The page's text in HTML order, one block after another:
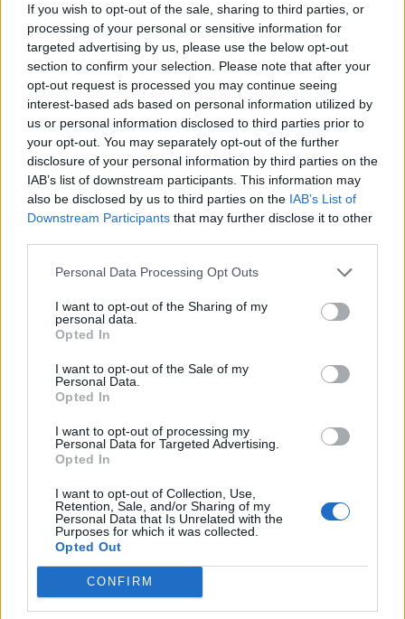
If you wish to opt-out of the sale, sharing to third parties, or
processing of your personal or sensitive information for
targeted advertising by us, please use the below opt-out
section to confirm your selection. Please note that after your
opt-out request is processed you may continue seeing
interest-based ads based on personal information utilized by
us or personal information disclosed to third parties prior to
your opt-out. You may separately opt-out of the further
disclosure of your personal information by third parties on the
IAB’s list of downstream participants. This information may
also be disclosed by us to third parties on the IAB’s List of
Downstream Participants that may further disclose it to other
Personal Data Processing Opt Outs
I want to opt-out of the Sharing of my
personal data.
Opted In
I want to opt-out of the Sale of my
Personal Data.
Opted In
I want to opt-out of processing my
Personal Data for Targeted Advertising.
Opted In
I want to opt-out of Collection, Use,
Retention, Sale, and/or Sharing of my
Personal Data that Is Unrelated with the
Purposes for which it was collected.
Opted Out
CONFIRM
ΕΠΑΓΓΕΛΜΑΤΙΕΣ ΥΓΕΙΑΣ
ΑΓΓΕΛΙΕΣ
Η Αποκατάσταση Α.Ε. αναζητά για εργασία Νοσηλευτές και Βοηθούς Νοσηλευτές